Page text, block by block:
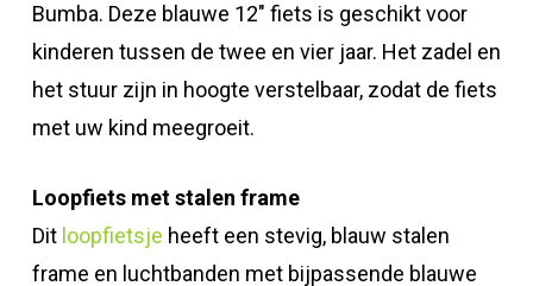
Bumba. Deze blauwe 12″ fiets is geschikt voor
kinderen tussen de twee en vier jaar. Het zadel en
het stuur zijn in hoogte verstelbaar, zodat de fiets
met uw kind meegroeit.
Loopfiets met stalen frame
Dit loopfietsje heeft een stevig, blauw stalen
frame en luchtbanden met bijpassende blauwe